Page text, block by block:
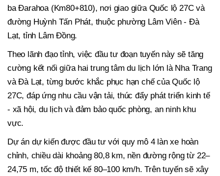
ba Đarahoa (Km80+810), nơi giao giữa Quốc lộ 27C và
đường Huỳnh Tấn Phát, thuộc phường Lâm Viên - Đà
Lạt, tỉnh Lâm Đồng.
Theo lãnh đạo tỉnh, việc đầu tư đoạn tuyến này sẽ tăng
cường kết nối giữa hai trung tâm du lịch lớn là Nha Trang
và Đà Lạt, từng bước khắc phục hạn chế của Quốc lộ
27C, đáp ứng nhu cầu vận tải, thúc đẩy phát triển kinh tế
- xã hội, du lịch và đảm bảo quốc phòng, an ninh khu
vực.
Dự án dự kiến được đầu tư với quy mô 4 làn xe hoàn
chỉnh, chiều dài khoảng 80,8 km, nền đường rộng từ 22–
24,75 m, tốc độ thiết kế 80–100 km/h. Trên tuyến sẽ xây